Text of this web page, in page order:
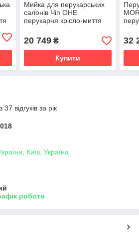
Мийка для перукарських
салонів Чіп ОНЕ
перукарня крісло-миття
краси
20 749₴
Купити
32
відгуків за рік
Київ, Україна
роботи